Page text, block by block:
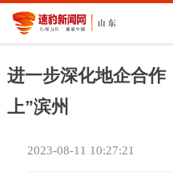
进一步深化地企合作
上”滨州
2023-08-11 10:27:21